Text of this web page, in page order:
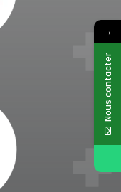
→
Nous contacter